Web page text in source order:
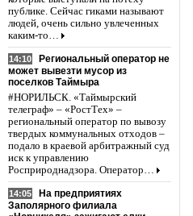
публике. Сейчас гиками называют
людей, очень сильно увлеченных
каким-то…
14:10
Региональный оператор не
может вывезти мусор из
поселков Таймыра
#НОРИЛЬСК. «Таймырский
телеграф» – «РостТех» –
региональный оператор по вывозу
твердых коммунальных отходов –
подало в краевой арбитражный суд
иск к управлению
Росприроднадзора. Оператор…
14:05
На предприятиях
Заполярного филиала